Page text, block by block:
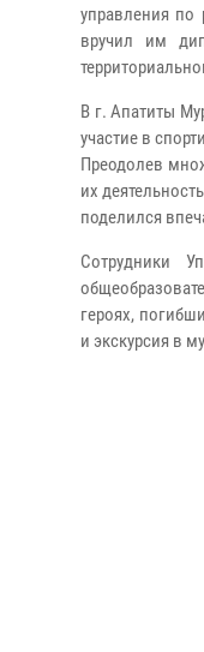
управления по
вручил им
В г. Апатиты
участие в
Преодолев
их
поделился
Сотрудники
героях,
и экскурсия в